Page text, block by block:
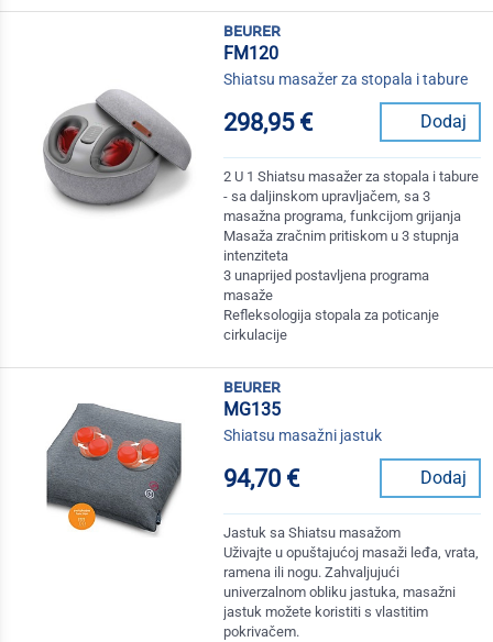
beurer
FM120
Shiatsu masažer za stopala i tabure
298,95 € Dodaj
2 U 1 Shiatsu masažer za stopala i tabure
- sa daljinskom upravljačem, sa 3
masažna programa, funkcijom grijanja
Masaža zračnim pritiskom u 3 stupnja
intenziteta
3 unaprijed postavljena programa
masaže
Refleksologija stopala za poticanje
cirkulacije
beurer
MG135
Shiatsu masažni jastuk
94,70 € Dodaj
Jastuk sa Shiatsu masažom
Uživajte u opuštajućoj masaži leđa, vrata,
ramena ili nogu. Zahvaljujući
univerzalnom obliku jastuka, masažni
jastuk možete koristiti s vlastitim
pokrivačem.